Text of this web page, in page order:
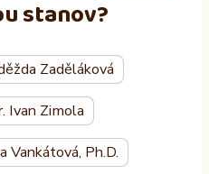
stanov?
Zaděláková
Ivan Zimola
Vankátová, Ph.D.